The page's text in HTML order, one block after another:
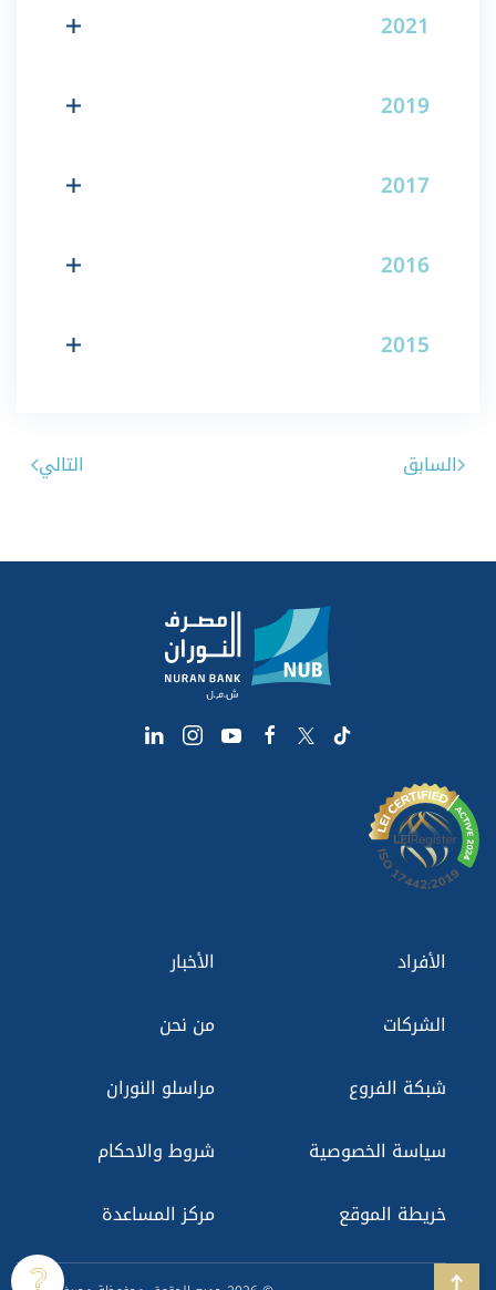
2021
2019
2017
2016
2015
السابق التالي
الأفراد
الأخبار
الشركات
من نحن
شبكة الفروع
مراسلو النوران
سياسة الخصوصية
شروط والاحكام
خريطة الموقع
مركز المساعدة